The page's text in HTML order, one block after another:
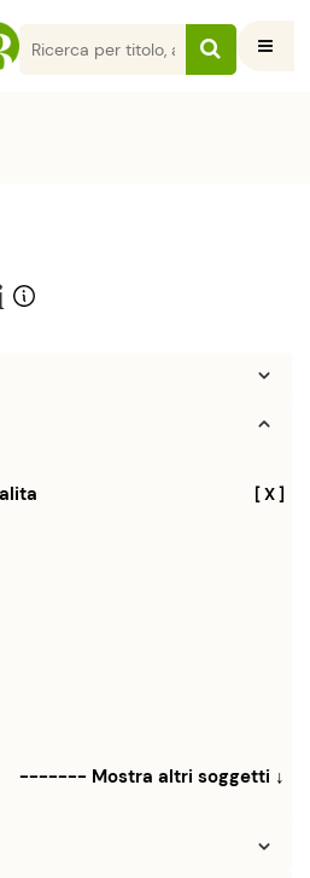
[ X ]
------- Mostra altri soggetti ↓